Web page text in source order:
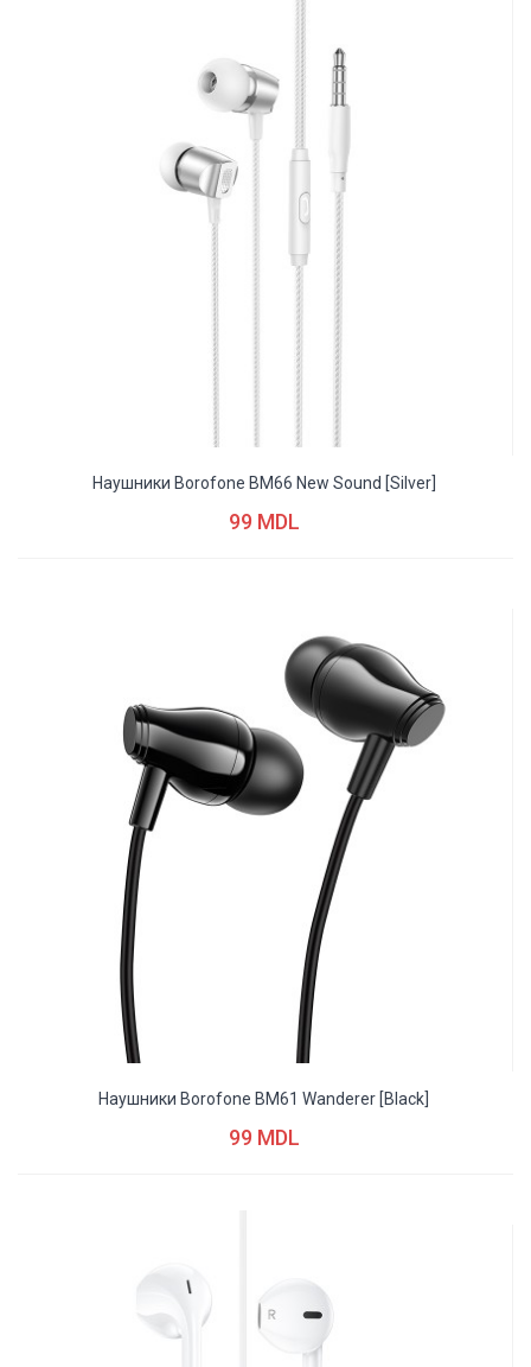
Наушники Borofone BM66 New Sound [silver]
99 MDL
Наушники Borofone BM61 Wanderer [black]
99 MDL